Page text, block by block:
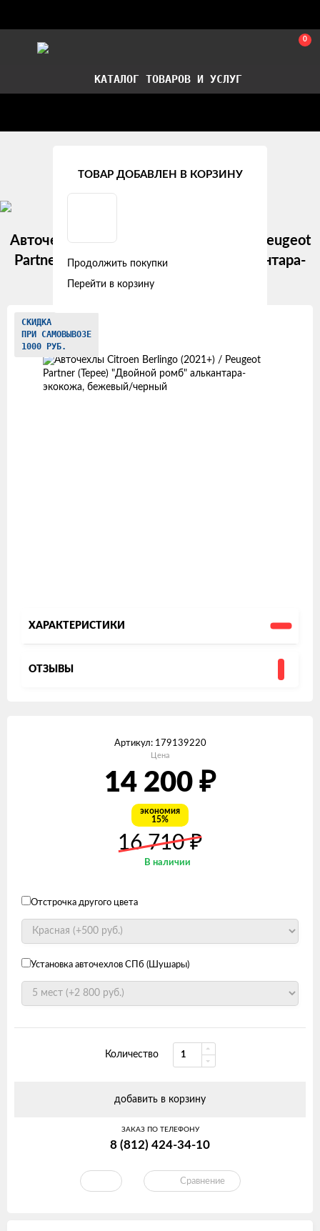
0
КАТАЛОГ ТОВАРОВ И УСЛУГ
Авточехлы Citroen Berlingo (2021+) / Peugeot
Partner (Tepee) "Двойной ромб" алькантара-
экокожа, бежевый/черный
Изображения
товаров
СКИДКА
ПРИ САМОВЫВОЗЕ
1000 РУБ.
ХАРАКТЕРИСТИКИ
ОТЗЫВЫ
Артикул: 179139220
Цена
14 200 ₽
экономия
15%
16 710₽
В наличии
Отстрочка другого цвета
Установка авточехлов СПб (Шушары)
Количество
добавить в корзину
ЗАКАЗ ПО ТЕЛЕФОНУ
8 (812) 424-34-10
Сравнение
ТОВАР ДОБАВЛЕН В КОРЗИНУ
Продолжить покупки
Перейти в корзину